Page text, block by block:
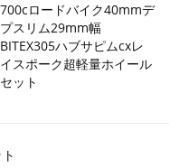
700cロードバイク40mmデ
プスリム29mm幅
BITEX305ハブサピムcxレ
イスポーク超軽量ホイール
セット